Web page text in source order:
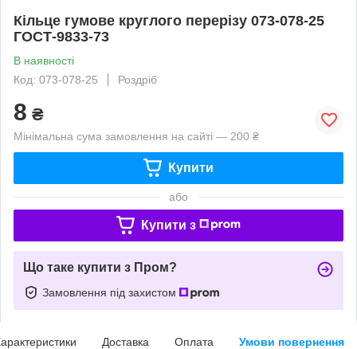
Кільце гумове круглого перерізу 073-078-25
ГОСТ-9833-73
В наявності
Код: 073-078-25
Роздріб
8 ₴
Мінімальна сума замовлення на сайті — 200 ₴
Купити
або
Купити з
Що таке купити з Пром?
Замовлення під захистом
Доставка Оплата Умови повернення